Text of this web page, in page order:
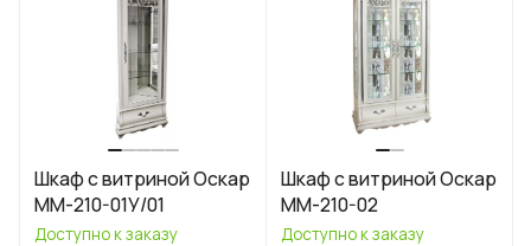
Шкаф с витриной Оскар
ММ-210-01У/01
Доступно к заказу
Шкаф с витриной Оскар
ММ-210-02
Доступно к заказу